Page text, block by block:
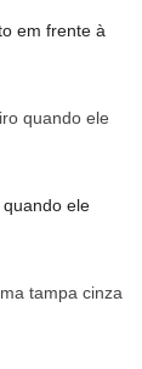
em frente à
quando ele